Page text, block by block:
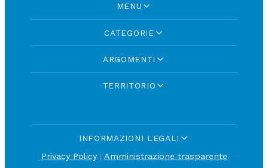
MENU
CATEGORIE
ARGOMENTI
TERRITORIO
INFORMAZIONI LEGALI
Privacy Policy| Amministrazione trasparente